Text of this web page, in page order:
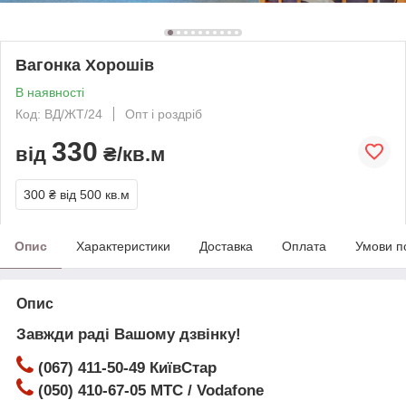
Вагонка Хорошів
В наявності
Код: ВД/ЖТ/24
Опт і роздріб
від 330 ₴/кв.м
300 ₴ від 500 кв.м
Опис Характеристики Доставка Оплата Умови
Опис
Завжди раді Вашому дзвінку!
(067) 411-50-49 КиївСтар
(050) 410-67-05 МТС / Vodafone